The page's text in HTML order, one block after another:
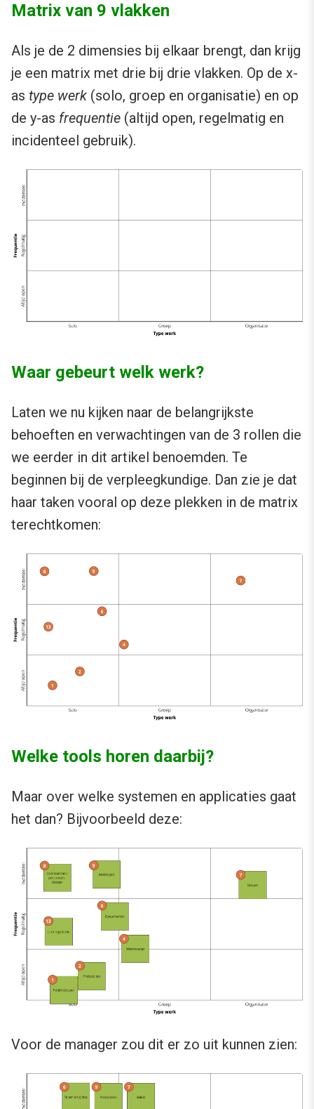
Matrix van 9 vlakken
Als je de 2 dimensies bij elkaar brengt, dan krijg
je een matrix met drie bij drie vlakken. Op de x-
as type werk (solo, groep en organisatie) en op
de y-as frequentie (altijd open, regelmatig en
incidenteel gebruik).
Waar gebeurt welk werk?
Laten we nu kijken naar de belangrijkste
behoeften en verwachtingen van de 3 rollen die
we eerder in dit artikel benoemden. Te
beginnen bij de verpleegkundige. Dan zie je dat
haar taken vooral op deze plekken in de matrix
terechtkomen:
Welke tools horen daarbij?
Maar over welke systemen en applicaties gaat
het dan? Bijvoorbeeld deze:
Voor de manager zou dit er zo uit kunnen zien: